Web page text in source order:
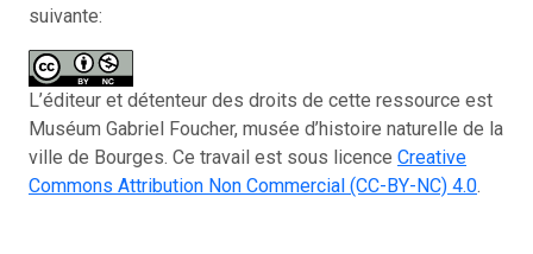
suivante:
L’éditeur et détenteur des droits de cette ressource est
Muséum Gabriel Foucher, musée d’histoire naturelle de la
ville de Bourges. Ce travail est sous licence Creative
Commons Attribution Non Commercial (CC-BY-NC) 4.0.